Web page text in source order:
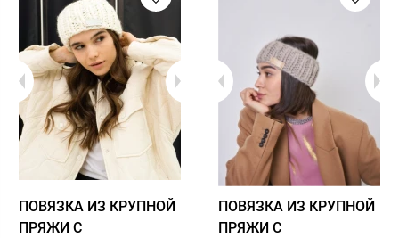
ПОВЯЗКА ИЗ КРУПНОЙ
ПРЯЖИ С
ПОВЯЗКА ИЗ КРУПНОЙ
ПРЯЖИ С